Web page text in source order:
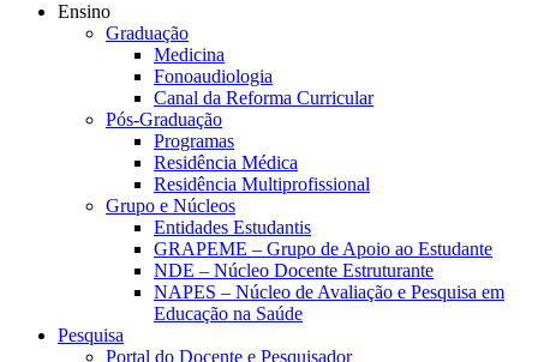
Ensino
Graduação
Medicina
Fonoaudiologia
Canal da Reforma Curricular
Pós-Graduação
Programas
Residência Médica
Residência Multiprofissional
Grupo e Núcleos
Entidades Estudantis
GRAPEME – Grupo de Apoio ao Estudante
NDE – Núcleo Docente Estruturante
NAPES – Núcleo de Avaliação e Pesquisa em
Educação na Saúde
Pesquisa
Portal do Docente e Pesquisador